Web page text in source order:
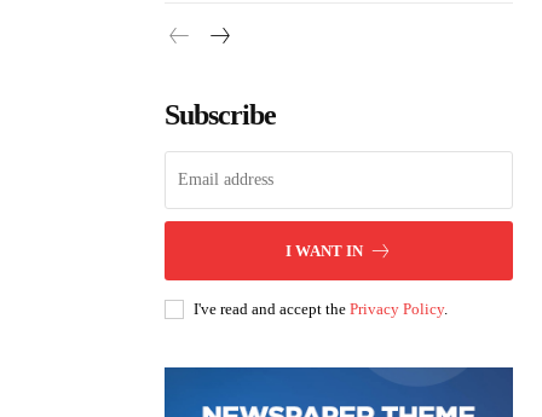
Subscribe
I WANT IN
I've read and accept the Privacy Policy.